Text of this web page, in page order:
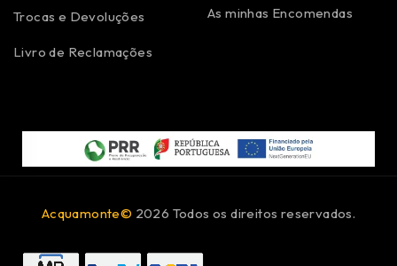
Trocas e Devoluções
Livro de Reclamações
As minhas Encomendas
Acquamonte© 2026 Todos os direitos reservados.